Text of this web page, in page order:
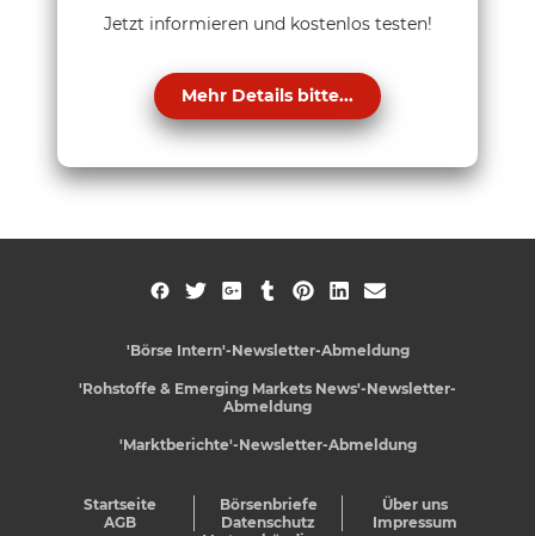
Jetzt informieren und kostenlos testen!
Mehr Details bitte...
'Börse Intern'-Newsletter-Abmeldung
'Rohstoffe & Emerging Markets News'-Newsletter-
Abmeldung
'Marktberichte'-Newsletter-Abmeldung
Startseite Börsenbriefe
Über uns
AGB
Datenschutz
Impressum